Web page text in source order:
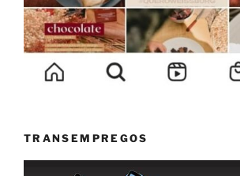
TRANSEMPREGOS